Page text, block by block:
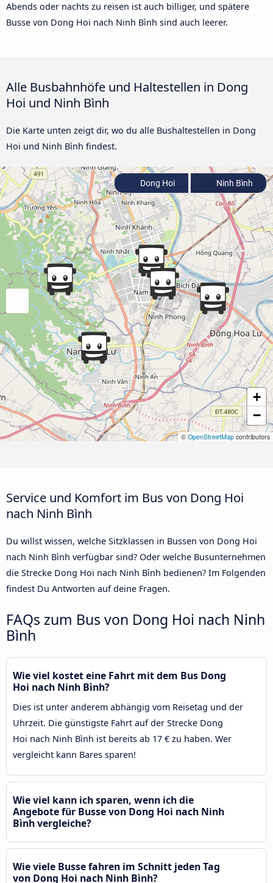
Abends oder nachts zu reisen ist auch billiger, und spätere
Busse von Dong Hoi nach Ninh Bình sind auch leerer.
Alle Busbahnhöfe und Haltestellen in Dong
Hoi und Ninh Bình
Die Karte unten zeigt dir, wo du alle Bushaltestellen in Dong
Hoi und Ninh Bình findest.
+
−
©OpenStreetMap contributors
Dong Hoi Ninh Bình
Service und Komfort im Bus von Dong Hoi
nach Ninh Bình
Du willst wissen, welche Sitzklassen in Bussen von Dong Hoi
nach Ninh Bình verfügbar sind? Oder welche Busunternehmen
die Strecke Dong Hoi nach Ninh Bình bedienen? Im Folgenden
findest Du Antworten auf deine Fragen.
FAQs zum Bus von Dong Hoi nach Ninh
Bình
Wie viel kostet eine Fahrt mit dem Bus Dong
Hoi nach Ninh Bình?
Dies ist unter anderem abhängig vom Reisetag und der
Uhrzeit. Die günstigste Fahrt auf der Strecke Dong
Hoi nach Ninh Bình ist bereits ab 17 € zu haben. Wer
vergleicht kann Bares sparen!
Wie viel kann ich sparen, wenn ich die
Angebote für Busse von Dong Hoi nach Ninh
Bình vergleiche?
Wie viele Busse fahren im Schnitt jeden Tag
von Dong Hoi nach Ninh Bình?